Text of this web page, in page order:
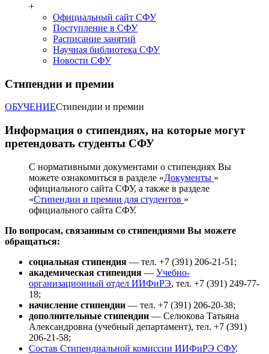
+
Официальный сайт СФУ
Поступление в СФУ
Расписание занятий
Научная библиотека СФУ
Новости СФУ
Стипендии и премии
ОБУЧЕНИЕСтипендии и премии
Информация о стипендиях, на которые могут
претендовать студенты СФУ
С нормативными документами о стипендиях Вы
можете ознакомиться в разделе «Документы »
официального сайта СФУ, а также в разделе
«Стипендии и премии для студентов »
официального сайта СФУ.
По вопросам, связанным со стипендиями Вы можете
обращаться:
социальная стипендия — тел. +7 (391) 206-21-51;
академическая стипендия — Учебно-
организационный отдел ИИФиРЭ, тел. +7 (391) 249-77-
18;
начисление стипендии — тел. +7 (391) 206-20-38;
дополнительные стипендии — Селюкова Татьяна
Александровна (учебный департамент), тел. +7 (391)
206-21-58;
Состав Стипендиальной комиссии ИИФиРЭ СФУ.